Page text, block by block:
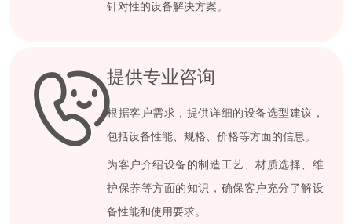
针对性的设备解决方案。
提供专业咨询
根据客户需求，提供详细的设备选型建议，
包括设备性能、规格、价格等方面的信息。
为客户介绍设备的制造工艺、材质选择、维
护保养等方面的知识，确保客户充分了解设
备性能和使用要求。